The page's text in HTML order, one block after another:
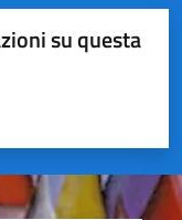
su questa